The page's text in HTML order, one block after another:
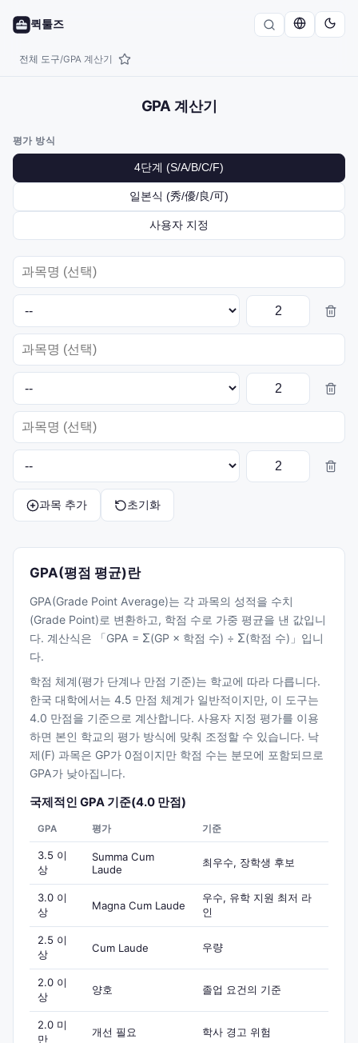
퀵툴즈
전체 도구/GPA 계산기
GPA 계산기
평가 방식
4단계 (S/A/B/C/F)
일본식 (秀/優/良/可)
사용자 지정
과목 추가 초기화
GPA(평점 평균)란
GPA(Grade Point Average)는 각 과목의 성적을 수치
(Grade Point)로 변환하고, 학점 수로 가중 평균을 낸 값입니
다. 계산식은 「GPA = Σ(GP × 학점 수) ÷ Σ(학점 수)」입니
다.
학점 체계(평가 단계나 만점 기준)는 학교에 따라 다릅니다.
한국 대학에서는 4.5 만점 체계가 일반적이지만, 이 도구는
4.0 만점을 기준으로 계산합니다. 사용자 지정 평가를 이용
하면 본인 학교의 평가 방식에 맞춰 조정할 수 있습니다. 낙
제(F) 과목은 GP가 0점이지만 학점 수는 분모에 포함되므로
GPA가 낮아집니다.
국제적인 GPA 기준(4.0 만점)
GPA 평가 기준
3.5 이
상
Summa Cum
Laude
최우수, 장학생 후보
3.0 이
상
Magna Cum Laude
우수, 유학 지원 최저 라
인
2.5 이
상
Cum Laude 우량
2.0 이
상
양호 졸업 요건의 기준
2.0 미
만
개선 필요 학사 경고 위험